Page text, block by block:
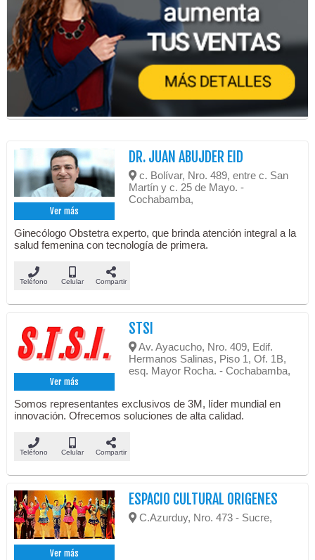
Ver más
DR. JUAN ABUJDER EID
c. Bolívar, Nro. 489, entre c. San
Martín y c. 25 de Mayo. -
Cochabamba,
Ginecólogo Obstetra experto, que brinda atención integral a la
salud femenina con tecnología de primera.
Teléfono Celular Compartir
Ver más
STSI
Av. Ayacucho, Nro. 409, Edif.
Hermanos Salinas, Piso 1, Of. 1B,
esq. Mayor Rocha. - Cochabamba,
Somos representantes exclusivos de 3M, líder mundial en
innovación. Ofrecemos soluciones de alta calidad.
Teléfono Celular Compartir
Ver más
ESPACIO CULTURAL ORIGENES
C.Azurduy, Nro. 473 - Sucre,